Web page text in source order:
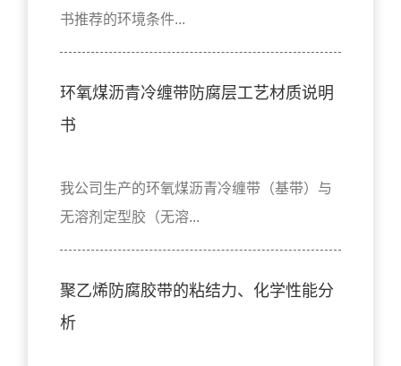
书推荐的环境条件...
环氧煤沥青冷缠带防腐层工艺材质说明
书
我公司生产的环氧煤沥青冷缠带（基带）与
无溶剂定型胶（无溶...
聚乙烯防腐胶带的粘结力、化学性能分
析